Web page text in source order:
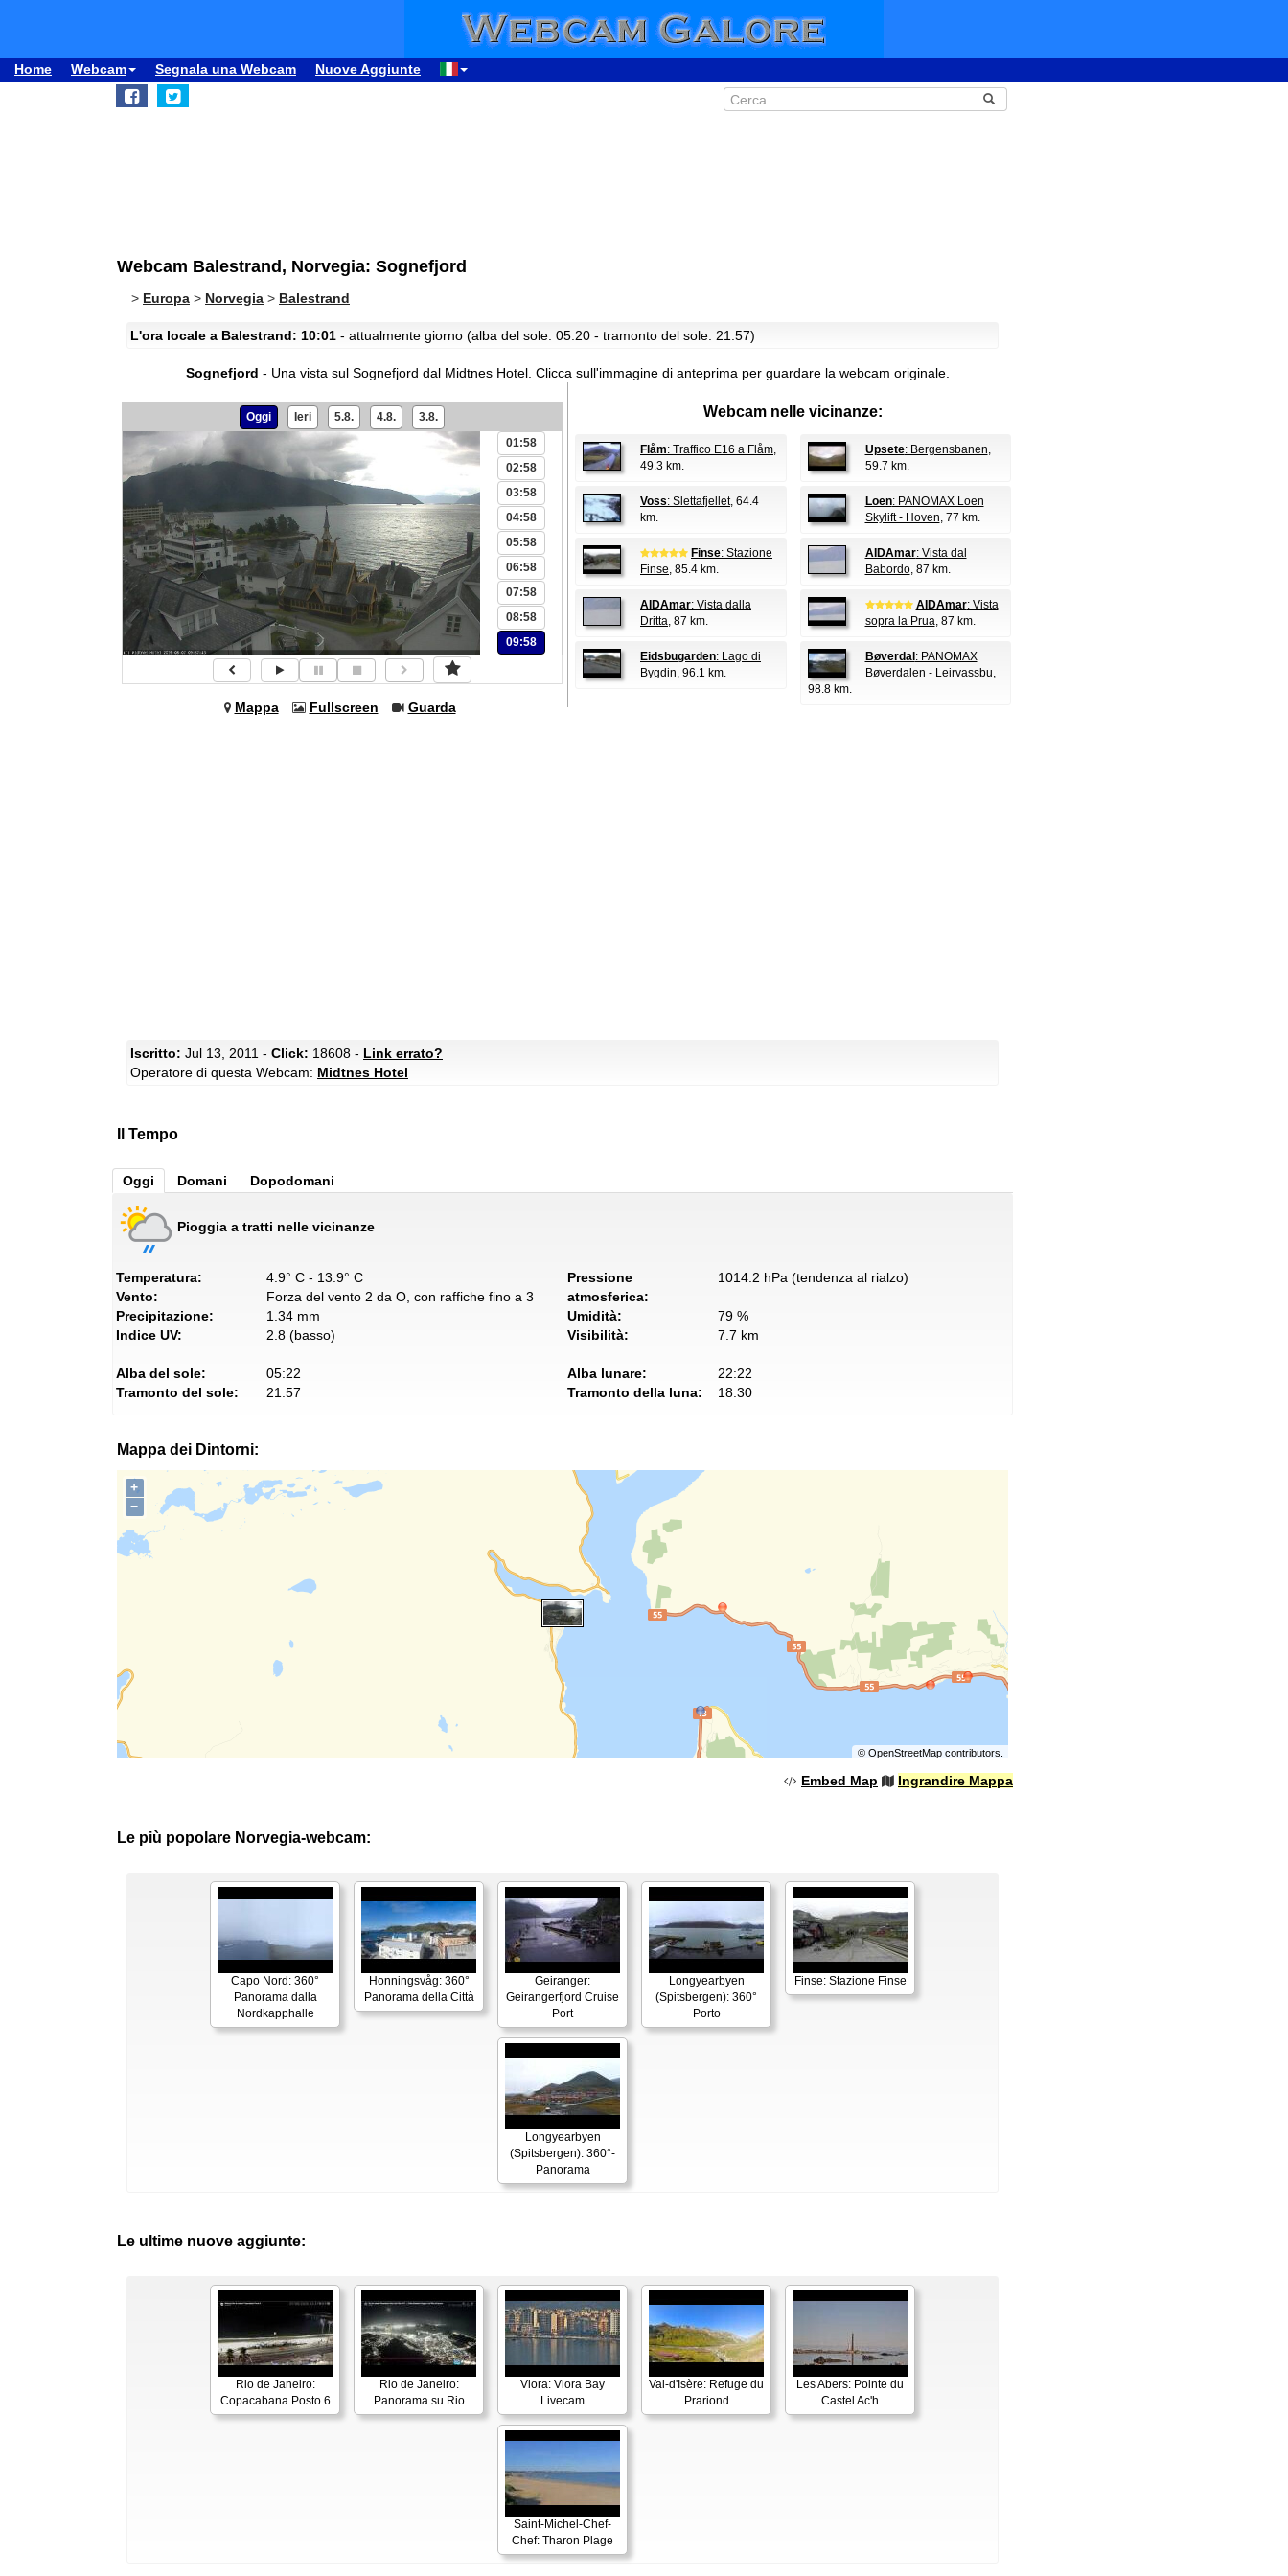
Home Webcam Segnala una Webcam Nuove Aggiunte
Webcam Balestrand, Norvegia: Sognefjord
> Europa > Norvegia > Balestrand
L'ora locale a Balestrand: 10:01 - attualmente giorno (alba del sole: 05:20 - tramonto del sole: 21:57)
Sognefjord - Una vista sul Sognefjord dal Midtnes Hotel. Clicca sull'immagine di anteprima per guardare la webcam originale.
Oggi Ieri 5.8. 4.8. 3.8.
01:58
02:58
03:58
04:58
05:58
06:58
07:58
08:58
09:58
Mappa Fullscreen Guarda
Webcam nelle vicinanze:
Flåm: Traffico E16 a Flåm,
49.3 km.
Upsete: Bergensbanen,
59.7 km.
Voss: Slettafjellet, 64.4
km.
Loen: PANOMAX Loen
Skylift - Hoven, 77 km.
Finse: Stazione
Finse, 85.4 km.
AIDAmar: Vista dal
Babordo, 87 km.
AIDAmar: Vista dalla
Dritta, 87 km.
AIDAmar: Vista
sopra la Prua, 87 km.
Eidsbugarden: Lago di
Bygdin, 96.1 km.
Bøverdal : PANOMAX
Bøverdalen - Leirvassbu,
98.8 km.
Iscritto: Jul 13, 2011 - Click: 18608 - Link errato?
Operatore di questa Webcam: Midtnes Hotel
Il Tempo
Oggi Domani Dopodomani
Pioggia a tratti nelle vicinanze
Temperatura:
4.9° C - 13.9° C
Vento:
Forza del vento 2 da O, con raffiche fino a 3
Precipitazione:
1.34 mm
Indice UV:
2.8 (basso)
Pressione
atmosferica:
1014.2 hPa (tendenza al rialzo)
Umidità:
79 %
Visibilità:
7.7 km
Alba del sole:
05:22
Tramonto del sole:
21:57
Alba lunare:
22:22
Tramonto della luna:
18:30
Mappa dei Dintorni:
+
−
© OpenStreetMapcontributors.
Embed Map Ingrandire Mappa
Le più popolare Norvegia-webcam:
Capo Nord: 360°
Panorama dalla
Nordkapphalle
Honningsvåg: 360°
Panorama della Città
Geiranger:
Geirangerfjord Cruise
Port
Longyearbyen
(Spitsbergen): 360°
Porto
Finse: Stazione Finse
Longyearbyen
(Spitsbergen): 360°-
Panorama
Le ultime nuove aggiunte:
Rio de Janeiro:
Copacabana Posto 6
Rio de Janeiro:
Panorama su Rio
Vlora: Vlora Bay
Livecam
Val-d'Isère: Refuge du
Prariond
Les Abers: Pointe du
Castel Ac'h
Saint-Michel-Chef-
Chef: Tharon Plage